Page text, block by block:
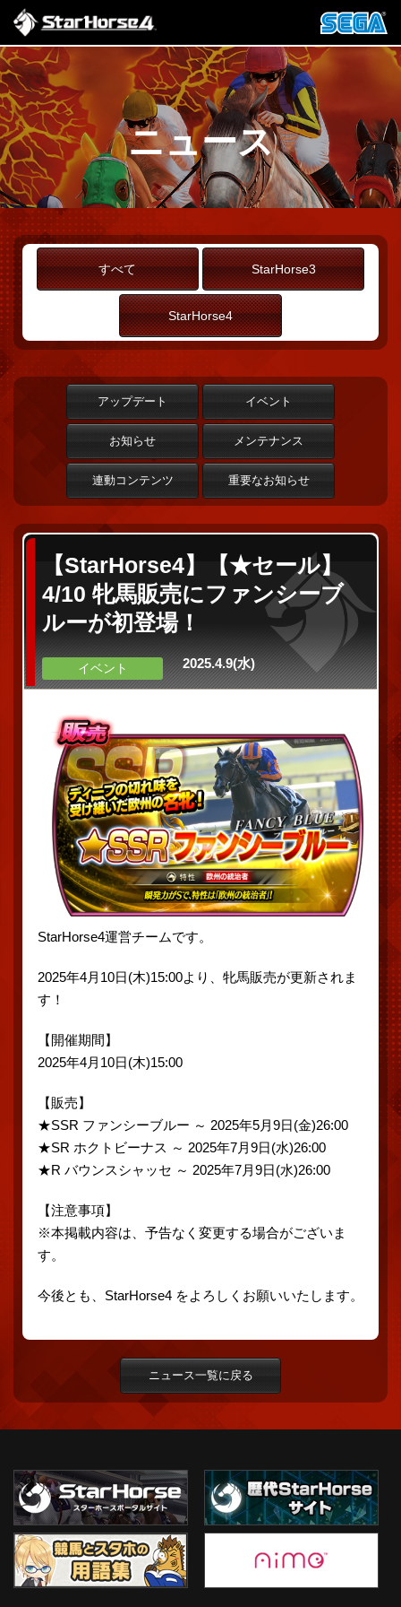
ニュース
すべて StarHorse3
StarHorse4
アップデート イベント
お知らせ メンテナンス
連動コンテンツ 重要なお知らせ
【StarHorse4】【★セール】
4/10 牝馬販売にファンシーブ
ルーが初登場！
イベント 2025.4.9(水)
StarHorse4運営チームです。
2025年4月10日(木)15:00より、牝馬販売が更新されま
す！
【開催期間】
2025年4月10日(木)15:00
【販売】
★SSR ファンシーブルー ～ 2025年5月9日(金)26:00
★SR ホクトビーナス ～ 2025年7月9日(水)26:00
★R バウンスシャッセ ～ 2025年7月9日(水)26:00
【注意事項】
※本掲載内容は、予告なく変更する場合がございま
す。
今後とも、StarHorse4 をよろしくお願いいたします。
ニュース一覧に戻る